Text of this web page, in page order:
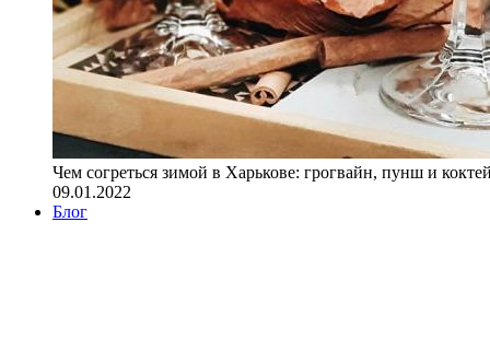
Чем согреться зимой в Харькове: грогвайн, пунш и
09.01.2022
Блог